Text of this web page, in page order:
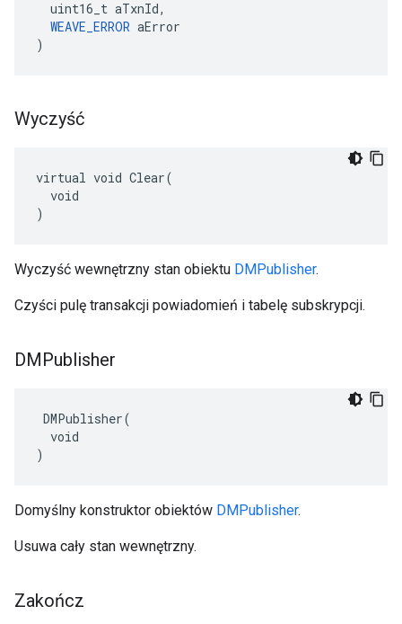
  uint16_t aTxnId,
WEAVE_ERROR aError
)
Wyczyść
virtual void Clear(
  void
)
Wyczyść wewnętrzny stan obiektu DMPublisher.
Czyści pulę transakcji powiadomień i tabelę subskrypcji.
DMPublisher
DMPublisher(
  void
)
Domyślny konstruktor obiektów DMPublisher.
Usuwa cały stan wewnętrzny.
Zakończ